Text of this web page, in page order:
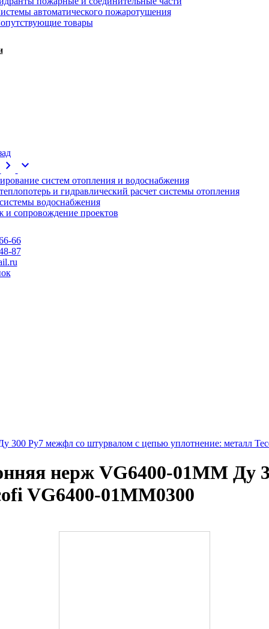
автоматического пожаротушения
товары
chevron_right expand_more
систем отопления и водоснабжения
и гидравлический расчет системы отопления
водоснабжения
и сопровождение проектов
66
87
300 Ру7 межфл со штурвалом с цепью уплотнение: металл
нерж VG6400-01MM Ду
VG6400-01MM0300